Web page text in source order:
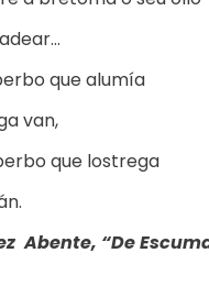
que alumía
van,
que lostrega
Abente, “De